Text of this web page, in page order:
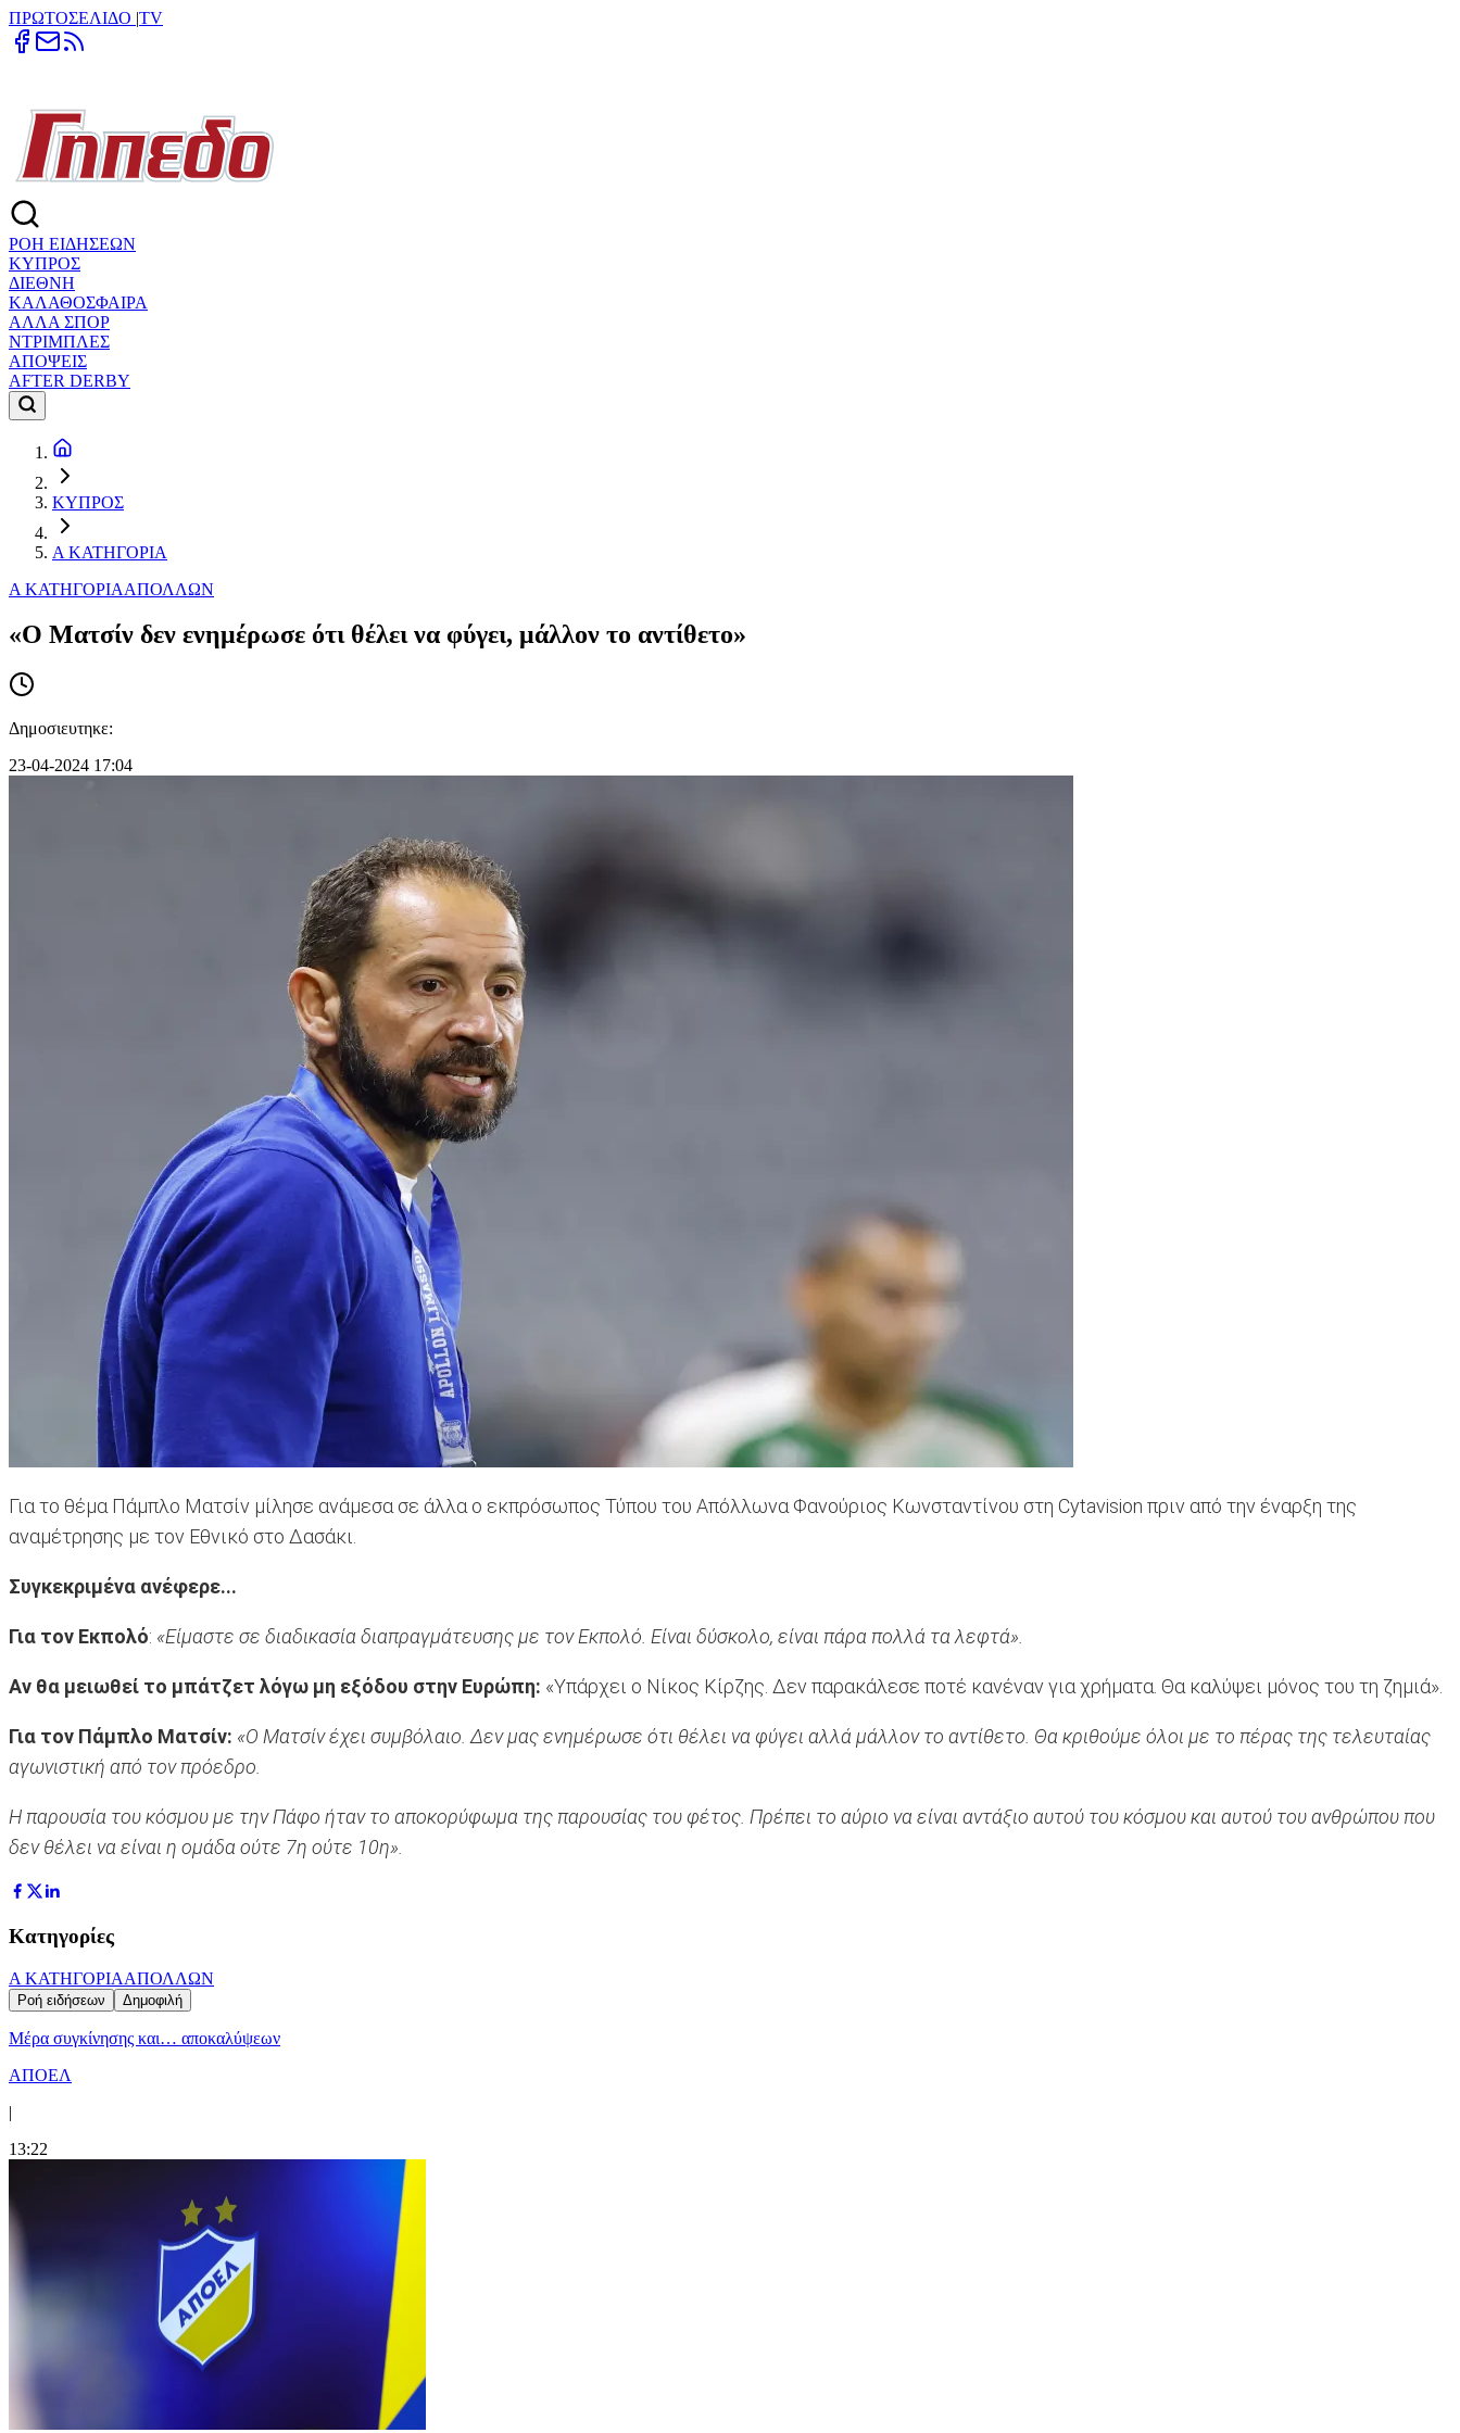
ΠΡΩΤΟΣΕΛΙΔΟ |TV
ΡΟΗ ΕΙΔΗΣΕΩΝ
ΚΥΠΡΟΣ
ΔΙΕΘΝΗ
ΚΑΛΑΘΟΣΦΑΙΡΑ
ΑΛΛΑ ΣΠΟΡ
ΝΤΡΙΜΠΛΕΣ
ΑΠΟΨΕΙΣ
AFTER DERBY
ΚΥΠΡΟΣ
Α ΚΑΤΗΓΟΡΙΑ
Α ΚΑΤΗΓΟΡΙΑΑΠΟΛΛΩΝ
«Ο Ματσίν δεν ενημέρωσε ότι θέλει να φύγει, μάλλον το αντίθετο»
Δημοσιευτηκε:
23-04-2024 17:04
Για το θέμα Πάμπλο Ματσίν μίλησε ανάμεσα σε άλλα ο εκπρόσωπος Τύπου του Απόλλωνα Φανούριος Κωνσταντίνου στη Cytavision πριν από την έναρξη της
αναμέτρησης με τον Εθνικό στο Δασάκι.
Συγκεκριμένα ανέφερε...
Για τον Εκπολό: «Είμαστε σε διαδικασία διαπραγμάτευσης με τον Εκπολό. Είναι δύσκολο, είναι πάρα πολλά τα λεφτά».
Αν θα μειωθεί το μπάτζετ λόγω μη εξόδου στην Ευρώπη: «Υπάρχει ο Νίκος Κίρζης. Δεν παρακάλεσε ποτέ κανέναν για χρήματα. Θα καλύψει μόνος του τη ζημιά».
Για τον Πάμπλο Ματσίν: «Ο Ματσίν έχει συμβόλαιο. Δεν μας ενημέρωσε ότι θέλει να φύγει αλλά μάλλον το αντίθετο. Θα κριθούμε όλοι με το πέρας της τελευταίας
αγωνιστική από τον πρόεδρο.
Η παρουσία του κόσμου με την Πάφο ήταν το αποκορύφωμα της παρουσίας του φέτος. Πρέπει το αύριο να είναι αντάξιο αυτού του κόσμου και αυτού του ανθρώπου που
δεν θέλει να είναι η ομάδα ούτε 7η ούτε 10η».
Κατηγορίες
Α ΚΑΤΗΓΟΡΙΑΑΠΟΛΛΩΝ
Ροή ειδήσεων Δημοφιλή
Mέρα συγκίνησης και… αποκαλύψεων
ΑΠΟΕΛ
|
13:22